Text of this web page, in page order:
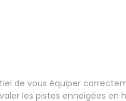
de vous équiper
les pistes enneigées en